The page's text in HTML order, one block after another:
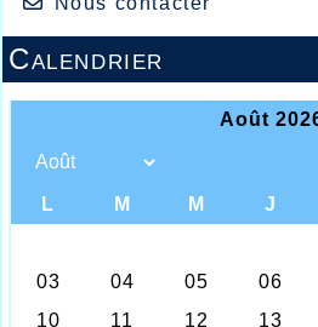
Calendrier
Foulées
ème
Halluinoises s’est
midi, 47
èmequi en fait
1986 faute de budget,
annulée deux semaines
2022 le Covid eut raison
50ème
édition qui sera
beau cru également.
que cette édition 2024